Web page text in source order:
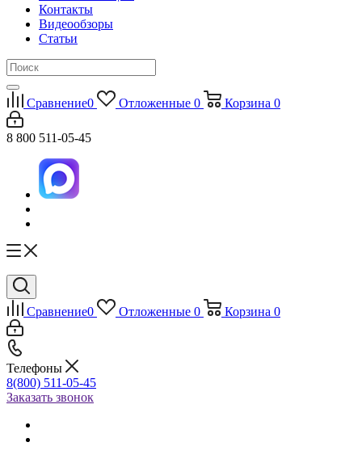
Контакты
Видеообзоры
Статьи
Сравнение0 Отложенные 0 Корзина 0
8 800 511-05-45
Сравнение0 Отложенные 0 Корзина 0
Телефоны
8(800) 511-05-45
Заказать звонок